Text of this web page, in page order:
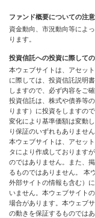
ファンド概要についての注意
資金動向、市況動向等によ
ります。
投資信託への投資に際して
本ウェブサイトは、アセッ
に際しては、投資信託説明
しますので、必ず内容をご
投資信託は、株式や債券等
ります）に投資をしますの
変化により基準価額は変動
り保証のいずれもありません
本ウェブサイトは、アセッ
タにより作成しております
のではありません。また、
るものではありません。 本
外部サイトの情報も含む）
いません。本ウェブサイト
場合があります。本ウェブ
の動きを保証するものではあ